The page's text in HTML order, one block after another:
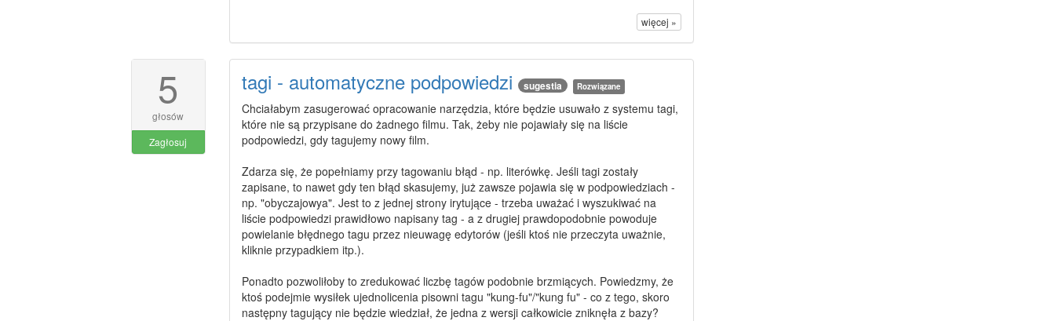
więcej »
5
głosów
Zagłosuj
tagi - automatyczne podpowiedzi sugestia Rozwiązane
Chciałabym zasugerować opracowanie narzędzia, które będzie usuwało z systemu tagi,
które nie są przypisane do żadnego filmu. Tak, żeby nie pojawiały się na liście
podpowiedzi, gdy tagujemy nowy film.
Zdarza się, że popełniamy przy tagowaniu błąd - np. literówkę. Jeśli tagi zostały
zapisane, to nawet gdy ten błąd skasujemy, już zawsze pojawia się w podpowiedziach -
np. "obyczajowya". Jest to z jednej strony irytujące - trzeba uważać i wyszukiwać na
liście podpowiedzi prawidłowo napisany tag - a z drugiej prawdopodobnie powoduje
powielanie błędnego tagu przez nieuwagę edytorów (jeśli ktoś nie przeczyta uważnie,
kliknie przypadkiem itp.).
Ponadto pozwoliłoby to zredukować liczbę tagów podobnie brzmiących. Powiedzmy, że
ktoś podejmie wysiłek ujednolicenia pisowni tagu "kung-fu"/"kung fu" - co z tego, skoro
następny tagujący nie będzie wiedział, że jedna z wersji całkowicie zniknęła z bazy?